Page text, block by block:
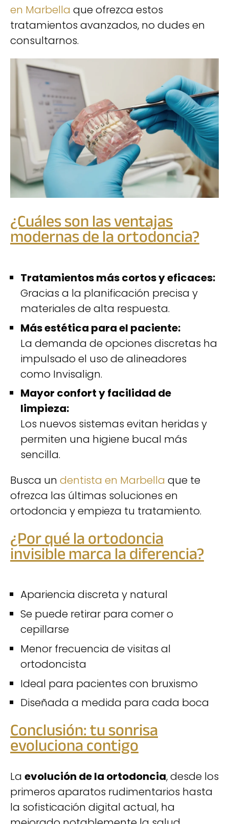
en Marbella que ofrezca estos
tratamientos avanzados, no dudes en
consultarnos.
¿Cuáles son las ventajas
modernas de la ortodoncia?
Tratamientos más cortos y eficaces:
Gracias a la planificación precisa y
materiales de alta respuesta.
Más estética para el paciente:
La demanda de opciones discretas ha
impulsado el uso de alineadores
como Invisalign.
Mayor confort y facilidad de
limpieza:
Los nuevos sistemas evitan heridas y
permiten una higiene bucal más
sencilla.
Busca un dentista en Marbella que te
ofrezca las últimas soluciones en
ortodoncia y empieza tu tratamiento.
¿Por qué la ortodoncia
invisible marca la diferencia?
Apariencia discreta y natural
Se puede retirar para comer o
cepillarse
Menor frecuencia de visitas al
ortodoncista
Ideal para pacientes con bruxismo
Diseñada a medida para cada boca
Conclusión: tu sonrisa
evoluciona contigo
La evolución de la ortodoncia, desde los
primeros aparatos rudimentarios hasta
la sofisticación digital actual, ha